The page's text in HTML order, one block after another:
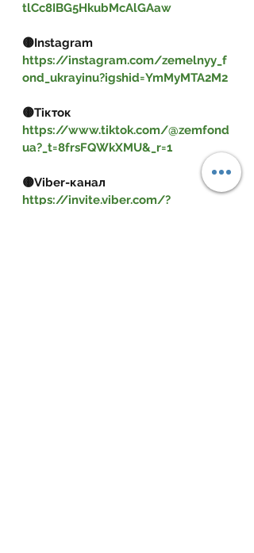
tlCc8IBG5HkubMcAlGAaw
🟡Instagram
https://instagram.com/zemelnyy_f
ond_ukrayinu?igshid=YmMyMTA2M2
🟡Тікток
https://www.tiktok.com/@zemfond
ua?_t=8frsFQWkXMU&_r=1
🟡Viber-канал
https://invite.viber.com/?